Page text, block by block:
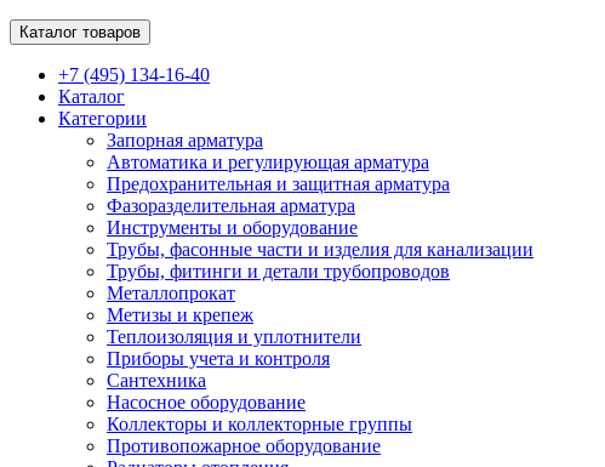
Каталог товаров
+7 (495) 134-16-40
Каталог
Категории
Запорная арматура
Автоматика и регулирующая арматура
Предохранительная и защитная арматура
Фазоразделительная арматура
Инструменты и оборудование
Трубы, фасонные части и изделия для канализации
Трубы, фитинги и детали трубопроводов
Металлопрокат
Метизы и крепеж
Теплоизоляция и уплотнители
Приборы учета и контроля
Сантехника
Насосное оборудование
Коллекторы и коллекторные группы
Противопожарное оборудование